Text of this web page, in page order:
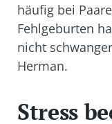
häufig bei
Fehlgeburten
nicht
Herman.
Stress